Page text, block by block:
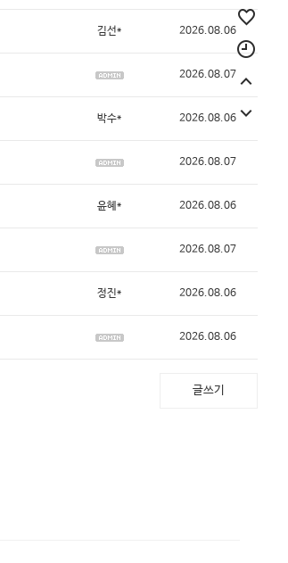
김선* 2026.08.06
2026.08.07
박수* 2026.08.06
2026.08.07
윤혜* 2026.08.06
2026.08.07
정진* 2026.08.06
2026.08.06
글쓰기